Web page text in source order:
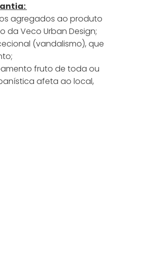
agregados ao produto
da Veco Urban Design;
(vandalismo), que
fruto de toda ou
afeta ao local,